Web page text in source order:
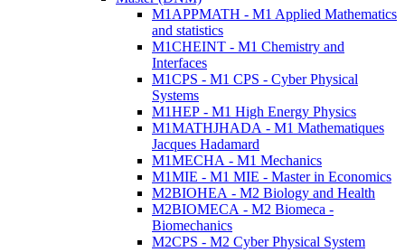
M1APPMATH - M1 Applied Mathematics
and statistics
M1CHEINT - M1 Chemistry and
Interfaces
M1CPS - M1 CPS - Cyber Physical
Systems
M1HEP - M1 High Energy Physics
M1MATHJHADA - M1 Mathematiques
Jacques Hadamard
M1MECHA - M1 Mechanics
M1MIE - M1 MIE - Master in Economics
M2BIOHEA - M2 Biology and Health
M2BIOMECA - M2 Biomeca -
Biomechanics
M2CPS - M2 Cyber Physical System